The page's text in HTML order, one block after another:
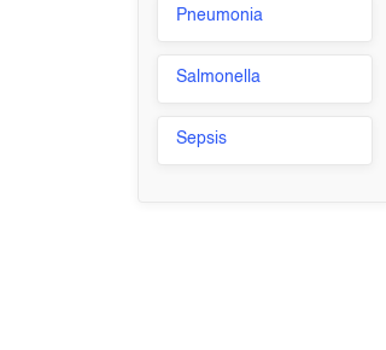
Pneumonia
Salmonella
Sepsis